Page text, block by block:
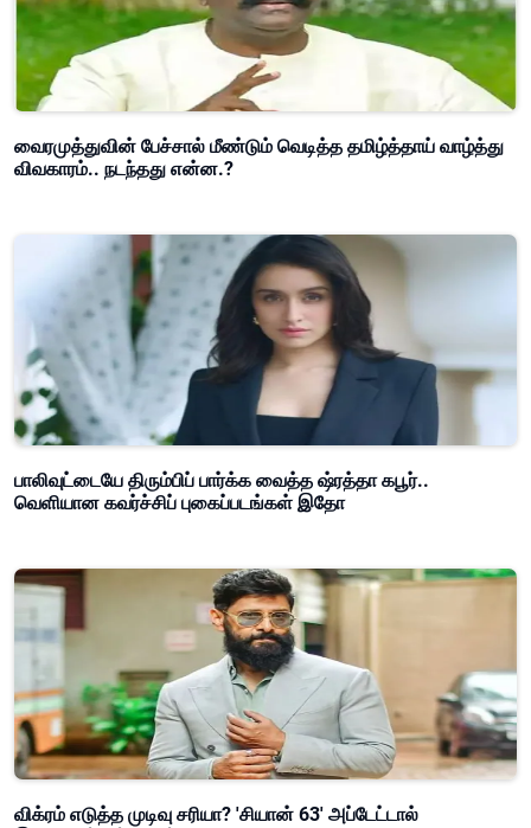
வைரமுத்துவின் பேச்சால் மீண்டும் வெடித்த தமிழ்த்தாய் வாழ்த்து
விவகாரம்.. நடந்தது என்ன.?
பாலிவுட்டையே திரும்பிப் பார்க்க வைத்த ஷ்ரத்தா கபூர்..
வெளியான கவர்ச்சிப் புகைப்படங்கள் இதோ
விக்ரம் எடுத்த முடிவு சரியா? 'சியான் 63' அப்டேட்டால்